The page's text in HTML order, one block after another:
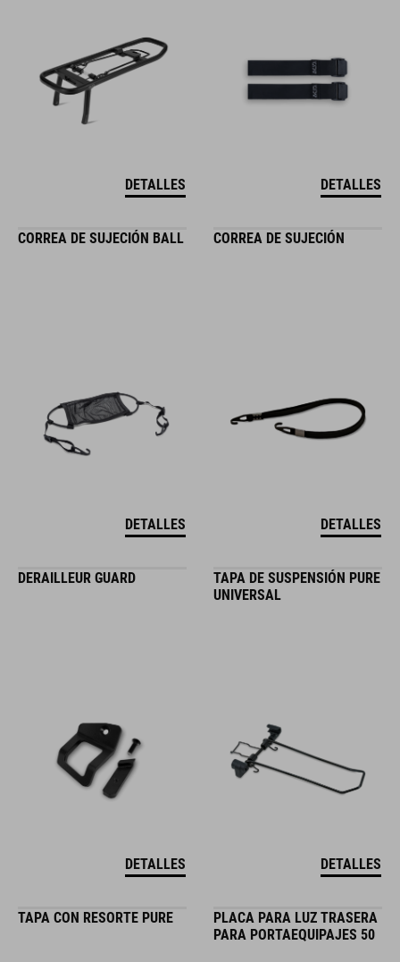
DETALLES DETALLES
CORREA DE SUJECIÓN BALL
DETALLES
CORREA DE SUJECIÓN
DETALLES
DERAILLEUR GUARD
DETALLES
TAPA DE SUSPENSIÓN PURE
UNIVERSAL
DETALLES
TAPA CON RESORTE PURE
PLACA PARA LUZ TRASERA
PARA PORTAEQUIPAJES 50